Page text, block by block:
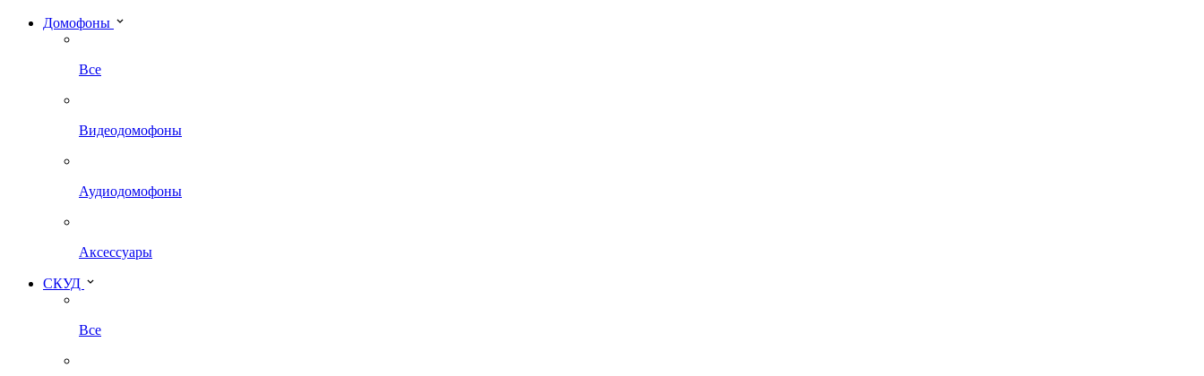
Домофоны
Все
Видеодомофоны
Аудиодомофоны
Аксессуары
СКУД
Все